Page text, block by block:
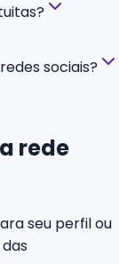
sociais?
rede
seu perfil ou